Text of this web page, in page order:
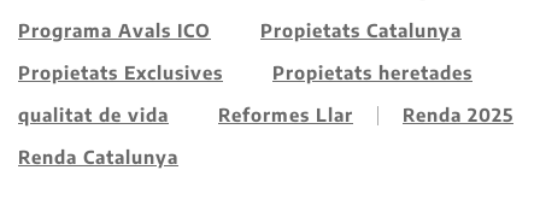
Programa Avals ICO
Propietats Catalunya
Propietats Exclusives
Propietats heretades
qualitat de vida
Reformes Llar
Renda 2025
Renda Catalunya